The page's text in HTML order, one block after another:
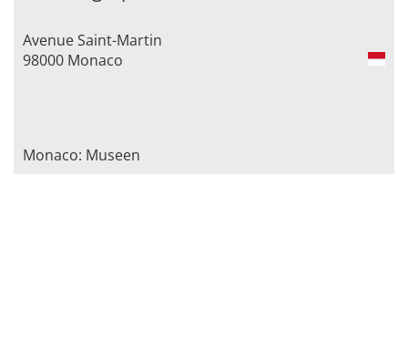
Avenue Saint-Martin
98000 Monaco
Monaco: Museen